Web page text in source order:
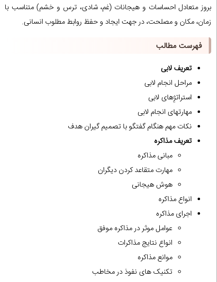
بروز متعادل احساسات و هیجانات (غم، شادی، ترس و خشم) متناسب با
زمان، مکان و مصلحت، در جهت ایجاد و حفظ روابط مطلوب انسانی.
فهرست مطالب
تعریف لابی
مراحل انجام لابی
استراتژِهای لابی
مهارتهای انجام لابی
نکات مهم هنگام گفتگو با تصمیم گیران هدف
تعریف مذاکره
مبانی مذاکره
مهارت متقاعد کردن دیگران
هوش هیجانی
انواع مذاکره
اجرای مذاکره
عوامل موثر در مذاکره موفق
انواع نتایج مذاکرات
موانع مذاکره
تکنیک های نفوذ در مخاطب